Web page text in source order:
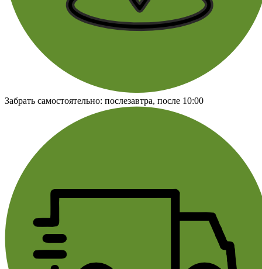
Забрать самостоятельно: послезавтра, после 10:00